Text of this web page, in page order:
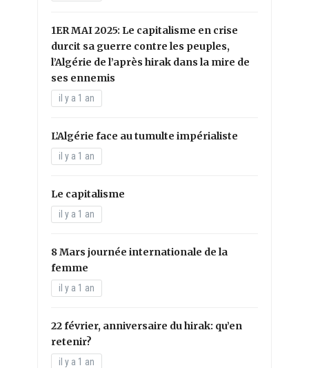
1ER MAI 2025: Le capitalisme en crise
durcit sa guerre contre les peuples,
l’Algérie de l’après hirak dans la mire de
ses ennemis
il y a 1 an
L’Algérie face au tumulte impérialiste
il y a 1 an
Le capitalisme
il y a 1 an
8 Mars journée internationale de la
femme
il y a 1 an
22 février, anniversaire du hirak: qu’en
retenir?
il y a 1 an